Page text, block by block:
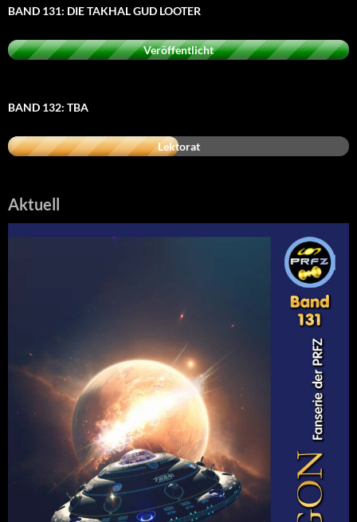
BAND 131: DIE TAKHAL GUD LOOTER
Veröffentlicht
BAND 132: TBA
Lektorat
Aktuell